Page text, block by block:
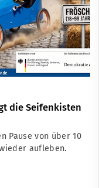
die Seifenkisten
Pause von über 10
aufleben.